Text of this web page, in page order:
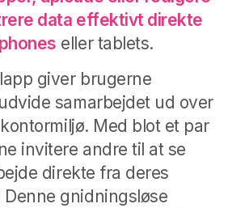
data effektivt direkte
eller tablets.
giver brugerne
samarbejdet ud over
Med blot et par
invitere andre til at se
direkte fra deres
Denne gnidningsløse